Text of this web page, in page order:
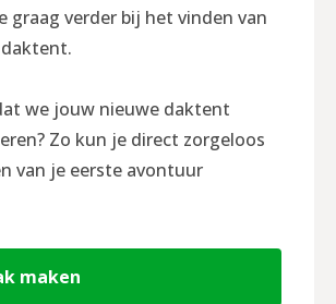
graag verder bij het vinden van
we jouw nieuwe daktent
Zo kun je direct zorgeloos
van je eerste avontuur
maken